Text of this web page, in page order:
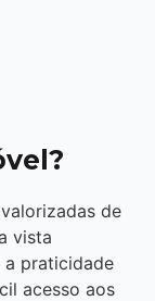
de
vista
a praticidade
acesso aos